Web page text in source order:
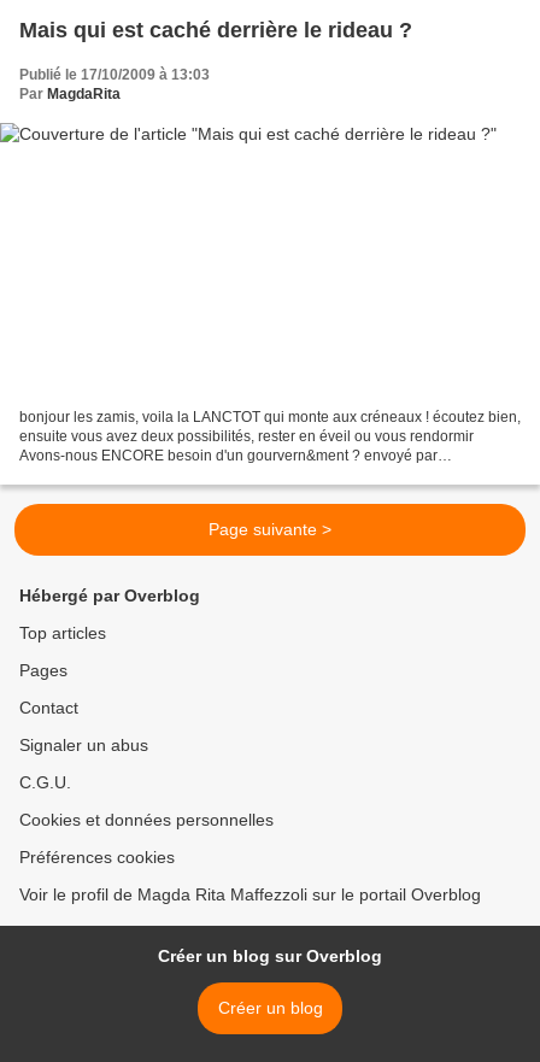
Mais qui est caché derrière le rideau ?
Publié le 17/10/2009 à 13:03
Par MagdaRita
bonjour les zamis, voila la LANCTOT qui monte aux créneaux ! écoutez bien,
ensuite vous avez deux possibilités, rester en éveil ou vous rendormir
Avons-nous ENCORE besoin d'un gourvern&ment ? envoyé par
Page suivante >
Hébergé par Overblog
Top articles
Pages
Contact
Signaler un abus
C.G.U.
Cookies et données personnelles
Préférences cookies
Voir le profil de Magda Rita Maffezzoli sur le portail Overblog
Créer un blog sur Overblog
Créer un blog